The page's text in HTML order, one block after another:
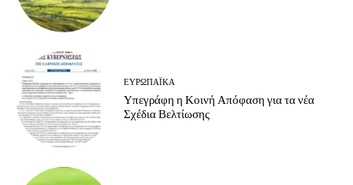
ΕΥΡΩΠΑΪΚΆ
Υπεγράφη η Κοινή Απόφαση για τα νέα
Σχέδια Βελτίωσης